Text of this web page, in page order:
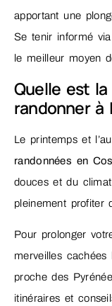
apportant une
Se tenir informé
le meilleur moyen
Quelle est
randonner à
Le printemps et
randonnées en
douces et du
pleinement profiter
Pour prolonger
merveilles
proche des
itinéraires et